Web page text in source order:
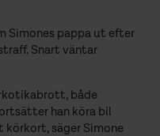
Simones pappa ut efter
Snart väntar
både
han köra bil
körkort, säger Simone